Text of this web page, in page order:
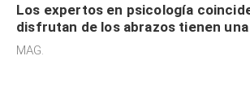
Los expertos en psicología
disfrutan de los abrazos tienen una
sensibilidad a los estímulos físicos
MAG.